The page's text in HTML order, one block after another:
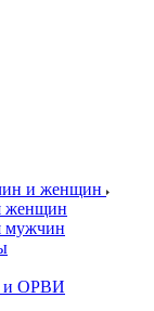
и женщин
женщин
мужчин
и ОРВИ